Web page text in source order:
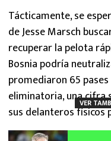
Tácticamente, se
de Jesse Marsch
recuperar la pelota
Bosnia podría
promediaron 65
eliminatoria, una cifra
sus delanteros físicos
VER